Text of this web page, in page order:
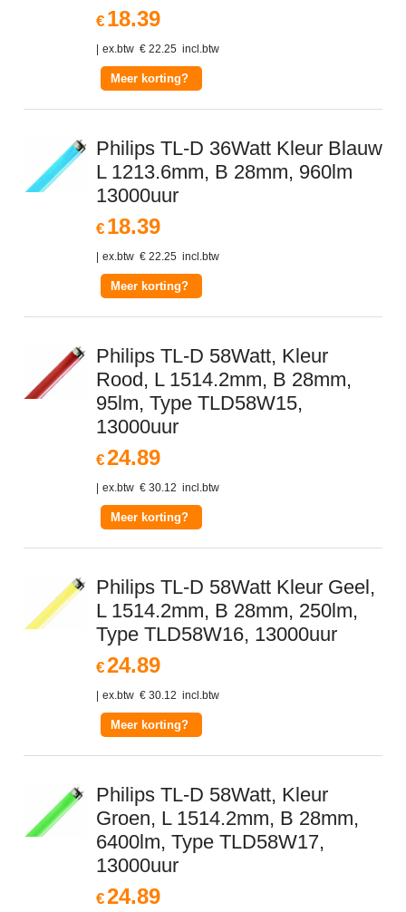
€ 18.39
ex.btw € 22.25 incl.btw
Meer korting?
Philips TL-D 36Watt Kleur Blauw
L 1213.6mm, B 28mm, 960lm
13000uur
€ 18.39
ex.btw € 22.25 incl.btw
Meer korting?
Philips TL-D 58Watt, Kleur
Rood, L 1514.2mm, B 28mm,
95lm, Type TLD58W15,
13000uur
€24.89
ex.btw € 30.12 incl.btw
Meer korting?
Philips TL-D 58Watt Kleur Geel,
L 1514.2mm, B 28mm, 250lm,
Type TLD58W16, 13000uur
€24.89
ex.btw € 30.12 incl.btw
Meer korting?
Philips TL-D 58Watt, Kleur
Groen, L 1514.2mm, B 28mm,
6400lm, Type TLD58W17,
13000uur
€24.89